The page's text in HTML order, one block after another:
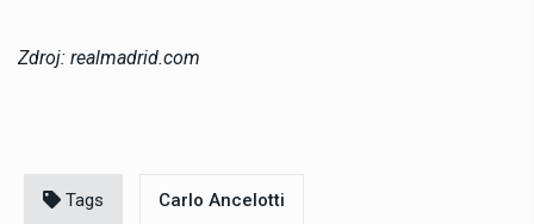
Zdroj: realmadrid.com
Tags Carlo Ancelotti